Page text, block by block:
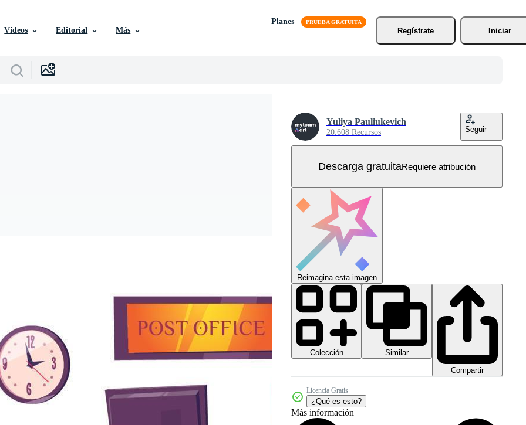
Vídeos Editorial Más
Planes
Regístrate
Iniciar
Yuliya Pauliukevich
20.608 Recursos Seguir
Descarga gratuitaRequiere atribución
Reimagina esta imagen
Colección
Similar
Compartir
Licencia Gratis
¿Qué es esto?
Más información